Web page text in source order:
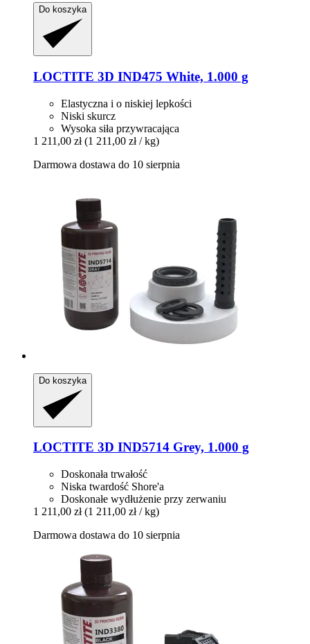
Do koszyka
LOCTITE 3D IND475 White, 1.000 g
Elastyczna i o niskiej lepkości
Niski skurcz
Wysoka siła przywracająca
1 211,00 zł (1 211,00 zł / kg)
Darmowa dostawa do 10 sierpnia
Do koszyka
LOCTITE 3D IND5714 Grey, 1.000 g
Doskonała trwałość
Niska twardość Shore'a
Doskonałe wydłużenie przy zerwaniu
1 211,00 zł (1 211,00 zł / kg)
Darmowa dostawa do 10 sierpnia